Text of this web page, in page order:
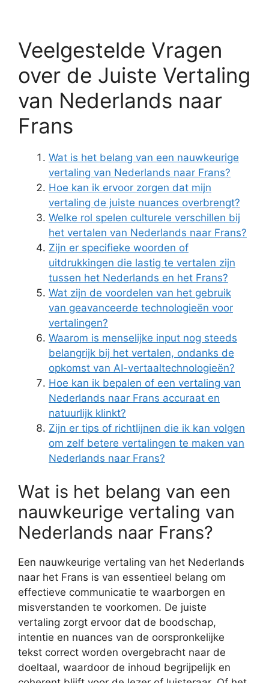
Veelgestelde Vragen
over de Juiste Vertaling
van Nederlands naar
Frans
Wat is het belang van een nauwkeurige
vertaling van Nederlands naar Frans?
Hoe kan ik ervoor zorgen dat mijn
vertaling de juiste nuances overbrengt?
Welke rol spelen culturele verschillen bij
het vertalen van Nederlands naar Frans?
Zijn er specifieke woorden of
uitdrukkingen die lastig te vertalen zijn
tussen het Nederlands en het Frans?
Wat zijn de voordelen van het gebruik
van geavanceerde technologieën voor
vertalingen?
Waarom is menselijke input nog steeds
belangrijk bij het vertalen, ondanks de
opkomst van AI-vertaaltechnologieën?
Hoe kan ik bepalen of een vertaling van
Nederlands naar Frans accuraat en
natuurlijk klinkt?
Zijn er tips of richtlijnen die ik kan volgen
om zelf betere vertalingen te maken van
Nederlands naar Frans?
Wat is het belang van een
nauwkeurige vertaling van
Nederlands naar Frans?
Een nauwkeurige vertaling van het Nederlands
naar het Frans is van essentieel belang om
effectieve communicatie te waarborgen en
misverstanden te voorkomen. De juiste
vertaling zorgt ervoor dat de boodschap,
intentie en nuances van de oorspronkelijke
tekst correct worden overgebracht naar de
doeltaal, waardoor de inhoud begrijpelijk en